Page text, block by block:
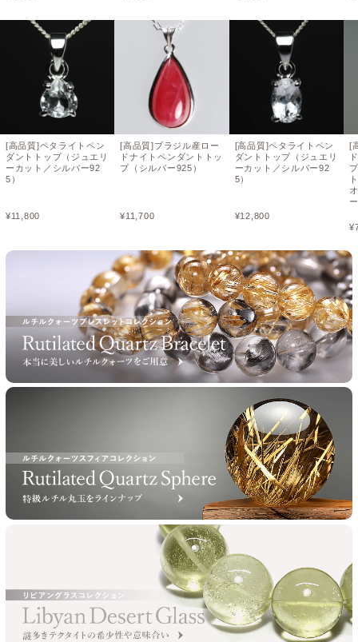
[高品質]ペタライトペン
ダントトップ（ジュエリ
ーカット／シルバー92
5）
¥11,800
[高品質]ブラジル産ロー
ドナイトペンダントトッ
プ（シルバー925）
¥11,700
[高品質]ペタライトペン
ダントトップ（ジュエリ
ーカット／シルバー92
5）
¥12,800
[
¥